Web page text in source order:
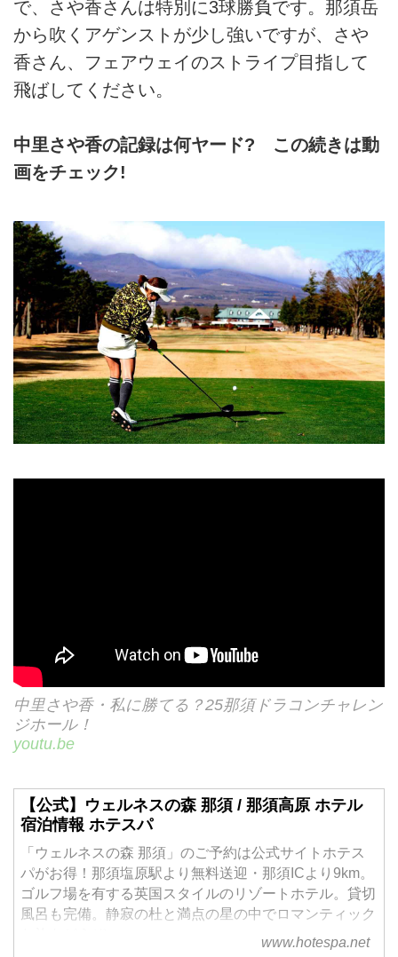
で、さや香さんは特別に3球勝負です。那須岳
から吹くアゲンストが少し強いですが、さや
香さん、フェアウェイのストライプ目指して
飛ばしてください。
中里さや香の記録は何ヤード? この続きは動
画をチェック!
中里さや香・私に勝てる？25那須ドラコンチャレン
ジホール！
youtu.be
【公式】ウェルネスの森 那須 / 那須高原 ホテル
宿泊情報 ホテスパ
「ウェルネスの森 那須」のご予約は公式サイトホテス
パがお得！那須塩原駅より無料送迎・那須ICより9km。
ゴルフ場を有する英国スタイルのリゾートホテル。貸切
風呂も完備。静寂の杜と満点の星の中でロマンティック
www.hotespa.net